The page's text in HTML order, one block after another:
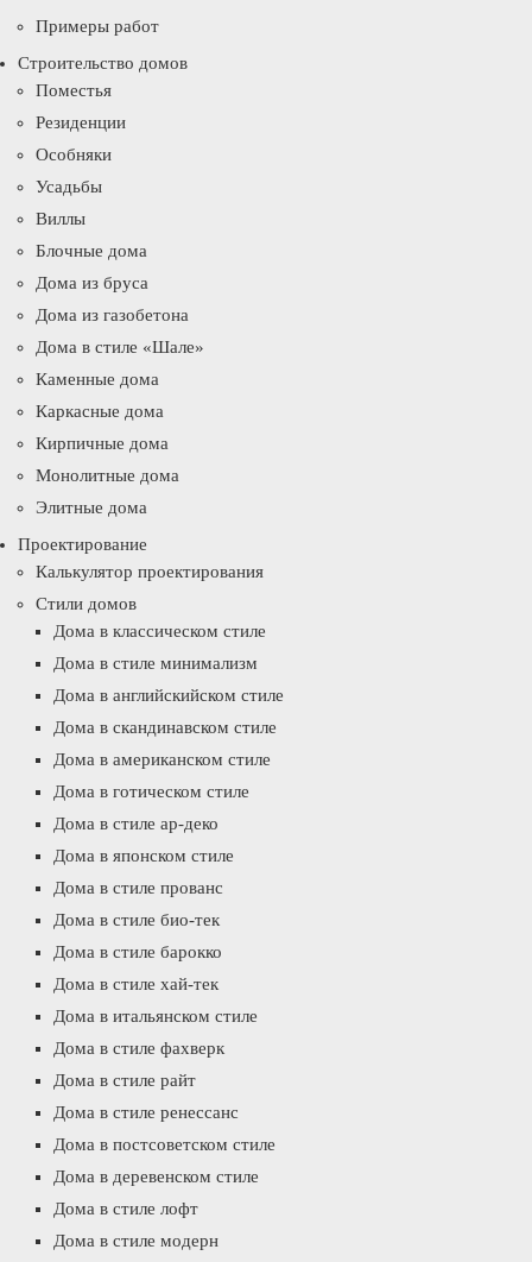
Примеры работ
Строительство домов
Поместья
Резиденции
Особняки
Усадьбы
Виллы
Блочные дома
Дома из бруса
Дома из газобетона
Дома в стиле «Шале»
Каменные дома
Каркасные дома
Кирпичные дома
Монолитные дома
Элитные дома
Проектирование
Калькулятор проектирования
Стили домов
Дома в классическом стиле
Дома в стиле минимализм
Дома в английскийском стиле
Дома в скандинавском стиле
Дома в американском стиле
Дома в готическом стиле
Дома в стиле ар-деко
Дома в японском стиле
Дома в стиле прованс
Дома в стиле био-тек
Дома в стиле барокко
Дома в стиле хай-тек
Дома в итальянском стиле
Дома в стиле фахверк
Дома в стиле райт
Дома в стиле ренессанс
Дома в постсоветском стиле
Дома в деревенском стиле
Дома в стиле лофт
Дома в стиле модерн